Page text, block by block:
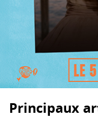
Principaux